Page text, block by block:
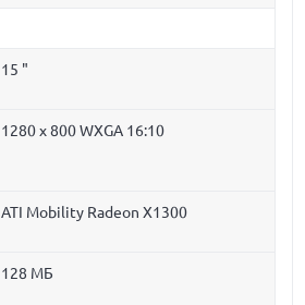
15 "
1280 x 800 WXGA 16:10
ATI Mobility Radeon X1300
128 МБ